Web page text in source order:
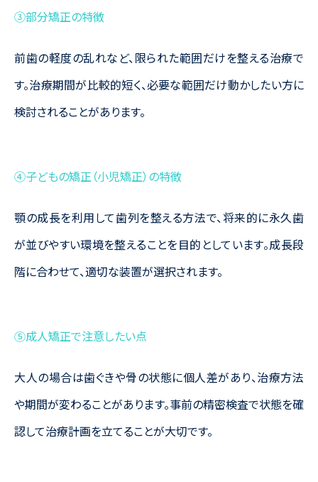
③部分矯正の特徴
前歯の軽度の乱れなど、限られた範囲だけを整える治療で
す。治療期間が比較的短く、必要な範囲だけ動かしたい方に
検討されることがあります。
④子どもの矯正（小児矯正）の特徴
顎の成長を利用して歯列を整える方法で、将来的に永久歯
が並びやすい環境を整えることを目的としています。成長段
階に合わせて、適切な装置が選択されます。
⑤成人矯正で注意したい点
大人の場合は歯ぐきや骨の状態に個人差があり、治療方法
や期間が変わることがあります。事前の精密検査で状態を確
認して治療計画を立てることが大切です。